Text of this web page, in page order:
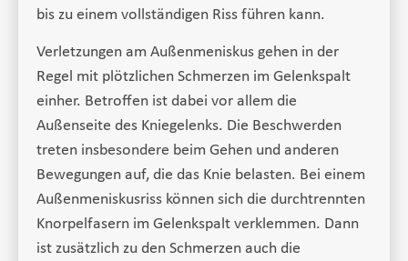
bis zu einem vollständigen Riss führen kann.
Verletzungen am Außenmeniskus gehen in der
Regel mit plötzlichen Schmerzen im Gelenkspalt
einher. Betroffen ist dabei vor allem die
Außenseite des Kniegelenks. Die Beschwerden
treten insbesondere beim Gehen und anderen
Bewegungen auf, die das Knie belasten. Bei einem
Außenmeniskusriss können sich die durchtrennten
Knorpelfasern im Gelenkspalt verklemmen. Dann
ist zusätzlich zu den Schmerzen auch die